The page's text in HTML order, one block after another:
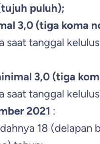
puluh);
3,0 (tiga koma
saat tanggal
3,0 (tiga
saat tanggal
2021 :
18 (delapan